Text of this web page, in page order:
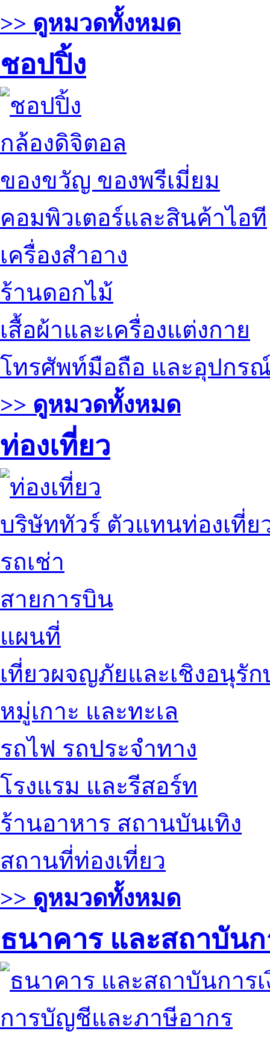
>> ดูหมวดทั้งหมด
ชอปปิ้ง
กล้องดิจิตอล
ของขวัญ ของพรีเมี่ยม
คอมพิวเตอร์และสินค้าไอที
เครื่องสำอาง
ร้านดอกไม้
เสื้อผ้าและเครื่องแต่งกาย
โทรศัพท์มือถือ และอุปกร
>> ดูหมวดทั้งหมด
ท่องเที่ยว
บริษัททัวร์ ตัวแทนท่องเที่ย
รถเช่า
สายการบิน
แผนที่
เที่ยวผจญภัยและเชิงอนุรัก
หมู่เกาะ และทะเล
รถไฟ รถประจำทาง
โรงแรม และรีสอร์ท
ร้านอาหาร สถานบันเทิง
สถานที่ท่องเที่ยว
>> ดูหมวดทั้งหมด
ธนาคาร และสถาบันก
การบัญชีและภาษีอากร